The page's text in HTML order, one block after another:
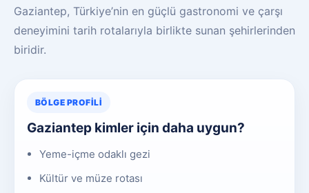
Gaziantep, Türkiye’nin en güçlü gastronomi ve çarşı
deneyimini tarih rotalarıyla birlikte sunan şehirlerinden
biridir.
BÖLGE PROFILI
Gaziantep kimler için daha uygun?
Yeme-içme odaklı gezi
Kültür ve müze rotası